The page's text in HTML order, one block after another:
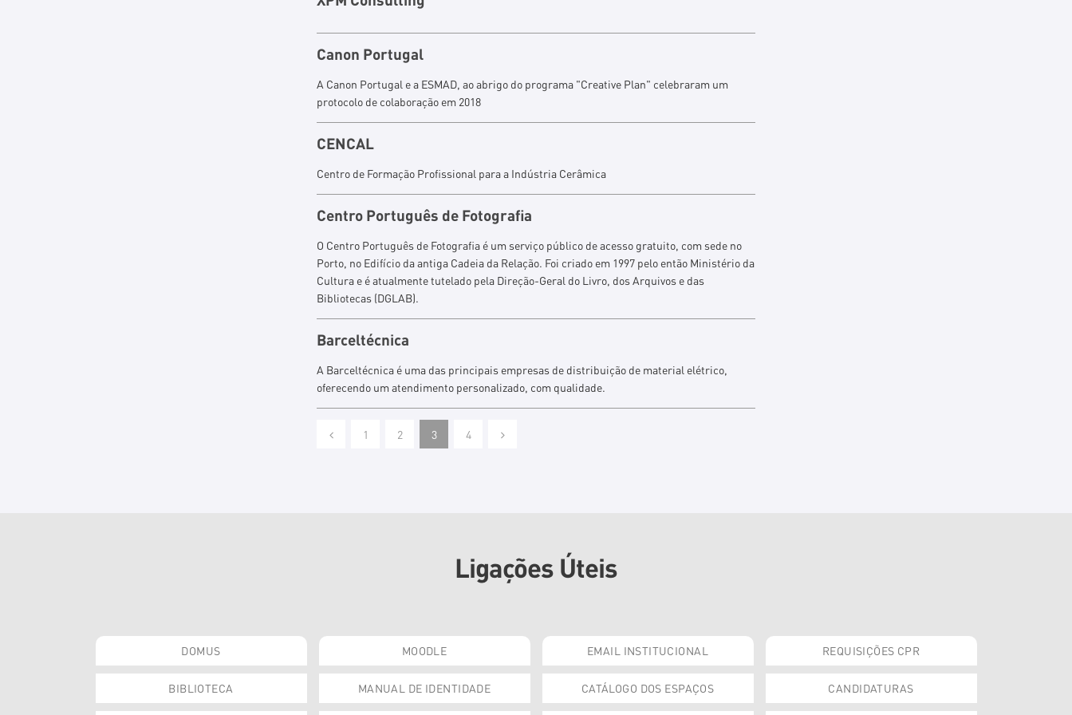
Canon Portugal
A Canon Portugal e a ESMAD, ao abrigo do programa "Creative Plan" celebraram um
protocolo de colaboração em 2018
CENCAL
Centro de Formação Profissional para a Indústria Cerâmica
Centro Português de Fotografia
O Centro Português de Fotografia é um serviço público de acesso gratuito, com sede no
Porto, no Edifício da antiga Cadeia da Relação. Foi criado em 1997 pelo então Ministério da
Cultura e é atualmente tutelado pela Direção-Geral do Livro, dos Arquivos e das
Bibliotecas (DGLAB).
Barceltécnica
A Barceltécnica é uma das principais empresas de distribuição de material elétrico,
oferecendo um atendimento personalizado, com qualidade.
1 2 3 4
Ligações Úteis
DOMUS MOODLE EMAIL INSTITUCIONAL REQUISIÇÕES CPR
BIBLIOTECA MANUAL DE IDENTIDADE CATÁLOGO DOS ESPAÇOS CANDIDATURAS